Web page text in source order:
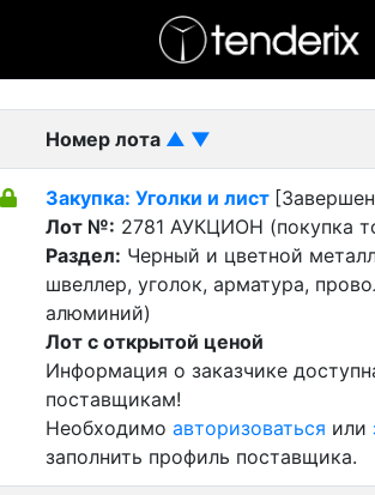
- Завершенный лот
Номер лота ▲ ▼
Закупка: Уголки и лист
Лот №: 2781 АУКЦИОН (покупка
Раздел: Черный и цветной
швеллер, уголок, арматура,
алюминий)
Лот с открытой ценой
Информация о заказчике
поставщикам!
Необходимо авторизоваться или
заполнить профиль поставщика.